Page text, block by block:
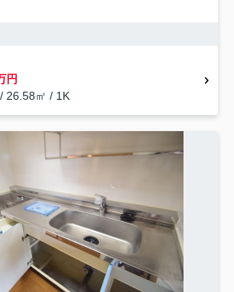
円
26.58㎡ / 1K